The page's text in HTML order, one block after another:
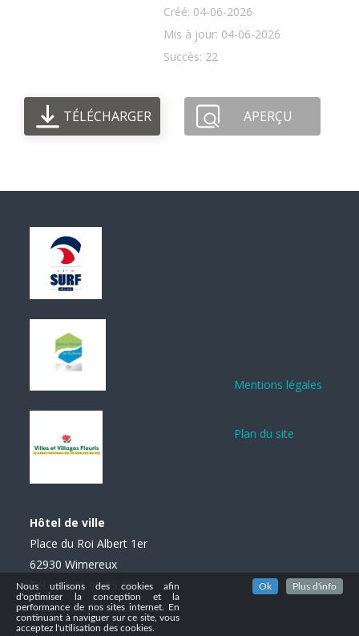
Créé: 04-06-2026
Mis à jour: 04-06-2026
Succès: 22
TÉLÉCHARGER APERÇU
Hôtel de ville
Place du Roi Albert 1er
62930 Wimereux
Tél. : 03 21 99 85 85
Mentions légales
Plan du site
Nous utilisons des cookies afin
d'optimiser la conception et la
performance de nos sites internet. En
continuant à naviguer sur ce site, vous
acceptez l'utilisation des cookies.
Ok Plus d'info